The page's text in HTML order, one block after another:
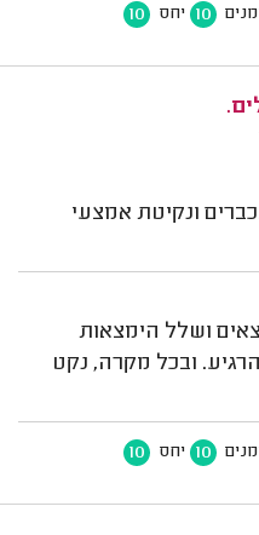
10 יחס 10
ונקיטת אמצעי
ושלל הימצאות
ובכל מקרה, נקט
10 יחס 10